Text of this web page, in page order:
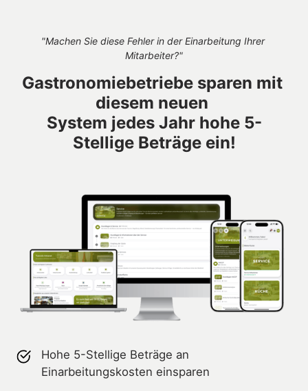
"Machen Sie diese Fehler in der Einarbeitung Ihrer
Mitarbeiter?"
Gastronomiebetriebe sparen mit
diesem neuen
System jedes Jahr hohe 5-
Stellige Beträge ein!
Hohe 5-Stellige Beträge an
Einarbeitungskosten einsparen